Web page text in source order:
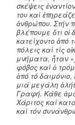
σκέψεις
του καί
ἀνθρώπου. Στήν
βλέπουμε ὅτι οἱ
κατείχοντο ἀπό
πόλεις καί τίς
μνήματα, ἦταν
φόβος καί ὁ
ἀπό τό δαιμόνιο,
μιά μεγάλη
Γραφή. Κάθε
Χάριτος καί
καί τόν